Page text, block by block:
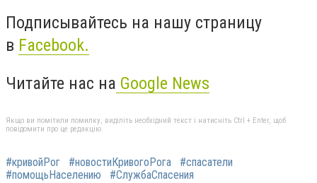
Подписывайтесь на нашу страницу
в Facebook.
Читайте нас на Google News
Якщо ви помітили помилку, виділіть необхідний текст і натисніть Ctrl + Enter, щоб
повідомити про це редакцію
#кривойРог #новостиКривогоРога
#спасатели
#помощьНаселению
#СлужбаСпасения